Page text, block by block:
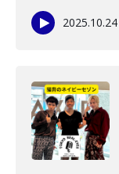
2025.10.24